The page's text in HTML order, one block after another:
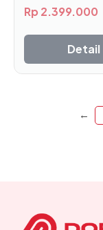
Rp 2.399.000
Detail
←